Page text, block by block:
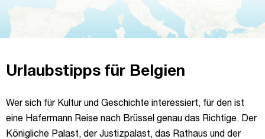
Urlaubstipps für Belgien
Wer sich für Kultur und Geschichte interessiert, für den ist
eine Hafermann Reise nach Brüssel genau das Richtige. Der
Königliche Palast, der Justizpalast, das Rathaus und der